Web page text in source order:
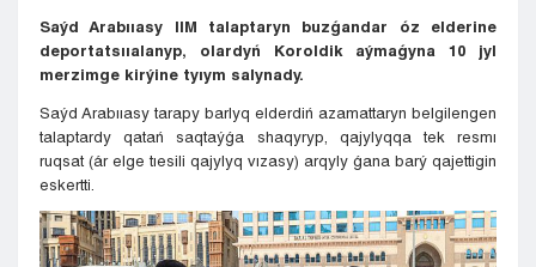
Saýd Arabııasy IIM talaptaryn buzǵandar óz elderine
deportatsııalanyp, olardyń Koroldik aýmaǵyna 10 jyl
merzimge kirýine tyıym salynady.
Saýd Arabııasy tarapy barlyq elderdiń azamattaryn belgilengen
talaptardy qatań saqtaýǵa shaqyryp, qajylyqqa tek resmı
ruqsat (ár elge tıesili qajylyq vızasy) arqyly ǵana barý qajettigin
eskertti.